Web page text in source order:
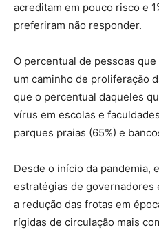
acreditam em pouco risco e
preferiram não responder.
O percentual de pessoas
um caminho de proliferação
que o percentual daqueles
vírus em escolas e
parques praias (65%) e
Desde o início da pandemia,
estratégias de
a redução das frotas em
rígidas de circulação mais